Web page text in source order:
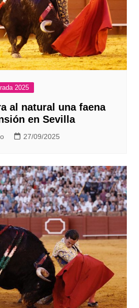
2025
al natural una faena
en Sevilla
27/09/2025